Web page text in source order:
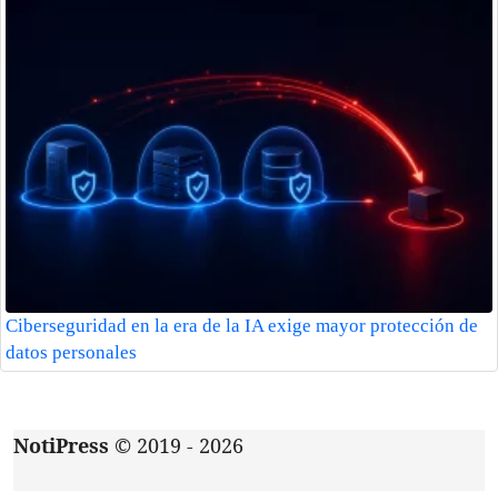
Ciberseguridad en la era de la IA exige mayor protección de
datos personales
NotiPress © 2019 - 2026